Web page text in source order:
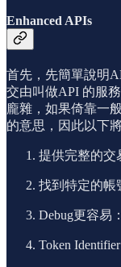
Enhanced APIs
首先，先簡單說明
交由叫做API 的服
龐雜，如果倚靠一
的意思，因此以下
提供完整的交
找到特定的帳
Debug更容易
Token